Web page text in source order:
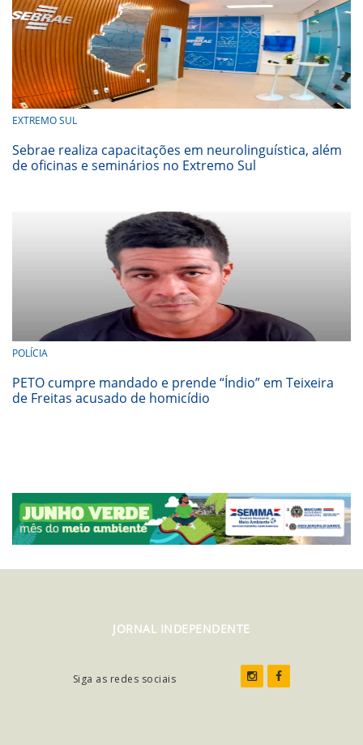
EXTREMO SUL
Sebrae realiza capacitações em neurolinguística, além
de oficinas e seminários no Extremo Sul
POLÍCIA
PETO cumpre mandado e prende “Índio” em Teixeira
de Freitas acusado de homicídio
JORNAL INDEPENDENTE
Siga as redes sociais